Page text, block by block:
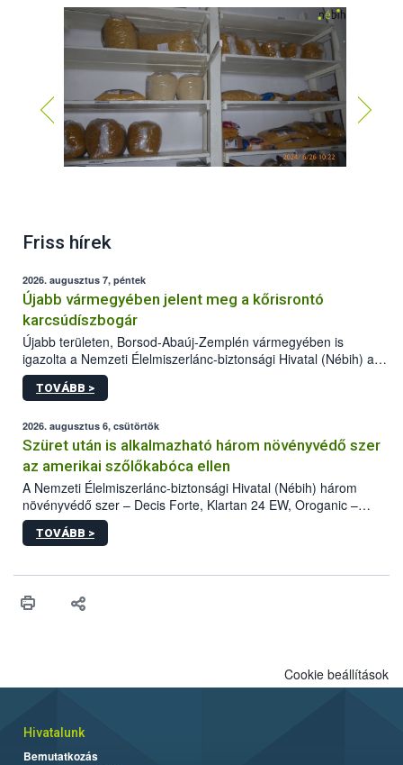
Friss hírek
2026. augusztus 7, péntek
Újabb vármegyében jelent meg a kőrisrontó
karcsúdíszbogár
Újabb területen, Borsod-Abaúj-Zemplén vármegyében is
igazolta a Nemzeti Élelmiszerlánc-biztonsági Hivatal (Nébih) a
kőrisrontó karcsúdíszbogár (Agrilus planipennis) jelenlétét. A
kártevőt nem csak színcsapdában találták meg, de már fertőzött
az intenzív felderítést, emellett az intézkedéseket a szlovák
hatósággal is összehangolják a terjedés megállítása érdekében.
TOVÁBB >
2026. augusztus 6, csütörtök
Szüret után is alkalmazható három növényvédő szer
az amerikai szőlőkabóca ellen
A Nemzeti Élelmiszerlánc-biztonsági Hivatal (Nébih) három
növényvédő szer – Decis Forte, Klartan 24 EW, Oroganic –
engedélyokiratát módosította, így azok a szüretet követően,
egészen a vesszőérettség (BBCH 91) stádiumáig
érésű szőlőkben is legyen lehetőség a károsító elleni további
felhasználók számára is elérhető és ökológiai termesztésben is
TOVÁBB >
Cookie beállítások
Hivatalunk
Bemutatkozás